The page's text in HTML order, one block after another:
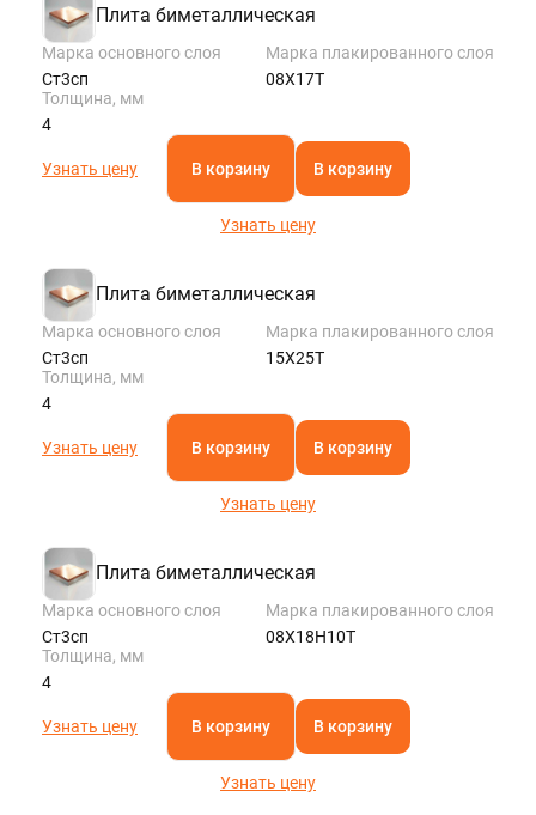
Плита биметаллическая
Марка основного слоя
Ст3сп
Марка плакированного слоя
08Х17Т
Толщина, мм
4
Узнать цену В корзину В корзину
Узнать цену
Плита биметаллическая
Марка основного слоя
Ст3сп
Марка плакированного слоя
15Х25Т
Толщина, мм
4
Узнать цену В корзину В корзину
Узнать цену
Плита биметаллическая
Марка основного слоя
Ст3сп
Марка плакированного слоя
08Х18Н10Т
Толщина, мм
4
Узнать цену В корзину В корзину
Узнать цену